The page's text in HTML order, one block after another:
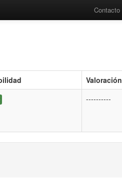
Contacto
Valoración
----------